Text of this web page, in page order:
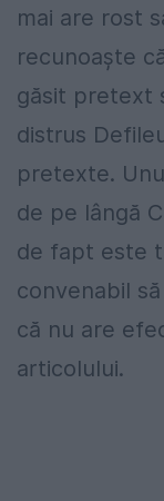
mai are rost
recunoaște
găsit pretext
distrus
pretexte.
de pe lângă
de fapt este
convenabil
că nu are
articolului.